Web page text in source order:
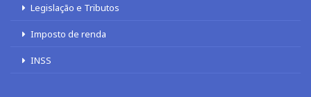
Legislação e Tributos
Imposto de renda
INSS